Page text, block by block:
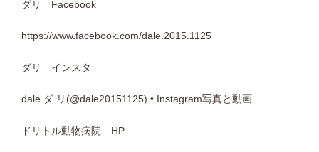
ダリ Facebook
https://www.facebook.com/dale.2015.1125
ダリ インスタ
dale ダ リ(@dale20151125) • Instagram写真と動画
ドリトル動物病院 HP